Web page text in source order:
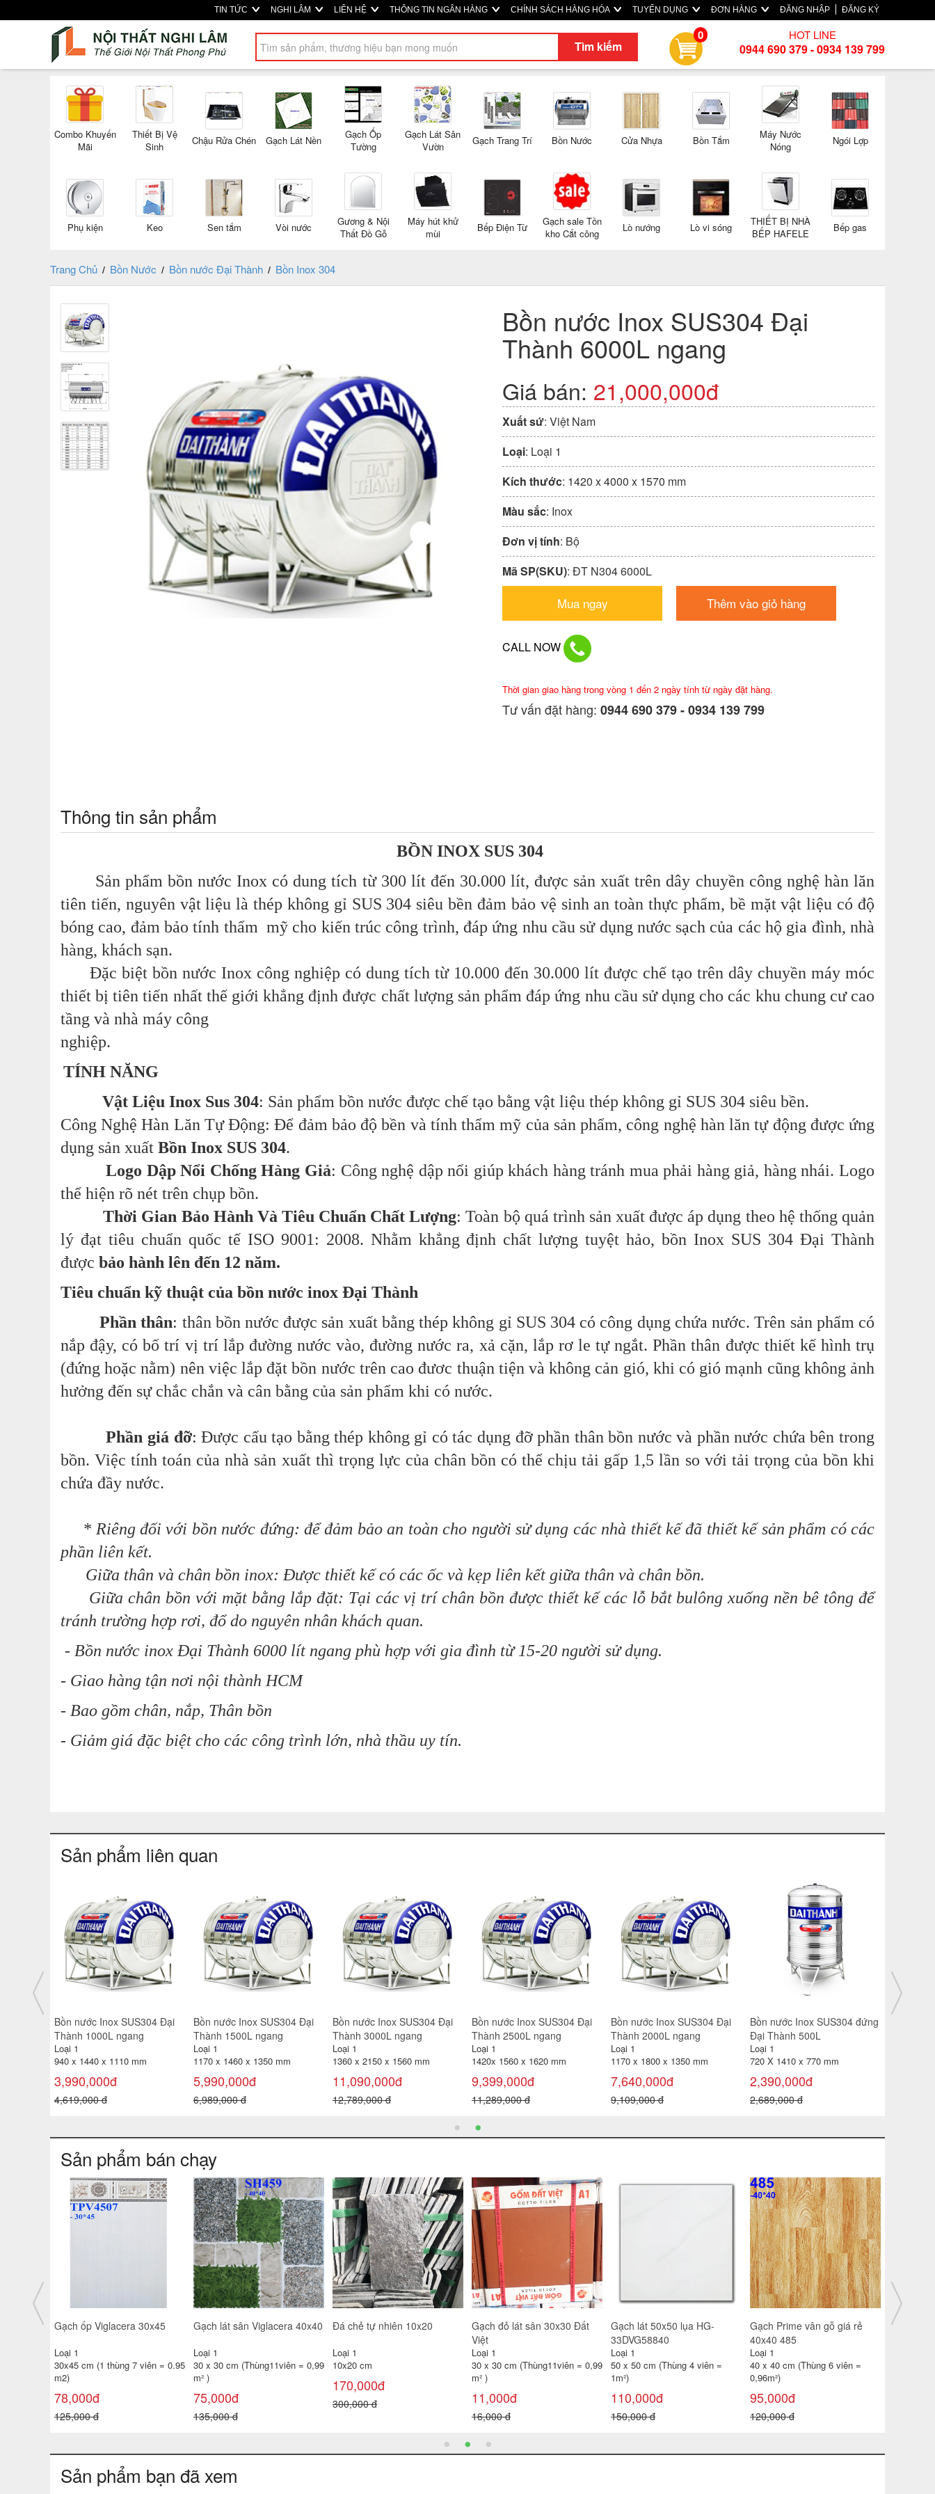
TIN TỨC NGHI LÂM LIÊN HỆ THÔNG TIN NGÂN HÀNG CHÍNH SÁCH HÀNG HÓA TUYỂN DỤNG ĐƠN HÀNG ĐĂNG NHẬP ĐĂNG KÝ
Tìm kiếm
0 HOT LINE
0944 690 379 - 0934 139 799
Combo Khuyến
Mãi
Thiết Bị Vệ
Sinh
Chậu Rửa Chén Gạch Lát Nền
Gạch Ốp
Tường
Gạch Lát Sân
Vườn
Gạch Trang Trí Bồn Nước Cửa Nhựa Bồn Tắm
Máy Nước
Nóng
Ngói Lợp
Phụ kiện Keo Sen tắm Vòi nước
Gương & Nội
Thất Đồ Gỗ
Máy hút khử
mùi
Bếp Điện Từ
Gạch sale Tồn
kho Cắt công
Lò nướng Lò vi sóng
THIẾT BỊ NHÀ
BẾP HAFELE
Bếp gas
Trang Chủ / Bồn Nước / Bồn nước Đại Thành / Bồn Inox 304
Bồn nước Inox SUS304 Đại
Thành 6000L ngang
Giá bán: 21,000,000đ
Xuất sứ: Việt Nam
Loại: Loại 1
Kích thước: 1420 x 4000 x 1570 mm
Màu sắc: Inox
Đơn vị tính: Bộ
Mã SP(SKU): ÐT N304 6000L
Mua ngay Thêm vào giỏ hàng
CALL NOW
Thời gian giao hàng trong vòng 1 đến 2 ngày tính từ ngày đặt hàng.
Tư vấn đặt hàng: 0944 690 379 - 0934 139 799
Thông tin sản phẩm
BỒN INOX SUS 304
Sản phẩm bồn nước Inox có dung tích từ 300 lít đến 30.000 lít, được sản xuất trên dây chuyền công nghệ hàn lăn
tiên tiến, nguyên vật liệu là thép không gỉ SUS 304 siêu bền đảm bảo vệ sinh an toàn thực phẩm, bề mặt vật liệu có độ
bóng cao, đảm bảo tính thẩm mỹ cho kiến trúc công trình, đáp ứng nhu cầu sử dụng nước sạch của các hộ gia đình, nhà
hàng, khách sạn.
Đặc biệt bồn nước Inox công nghiệp có dung tích từ 10.000 đến 30.000 lít được chế tạo trên dây chuyền máy móc
thiết bị tiên tiến nhất thế giới khẳng định được chất lượng sản phẩm đáp ứng nhu cầu sử dụng cho các khu chung cư cao
tầng và nhà máy công
nghiệp.
TÍNH NĂNG
Vật Liệu Inox Sus 304: Sản phẩm bồn nước được chế tạo bằng vật liệu thép không gỉ SUS 304 siêu bền.
Công Nghệ Hàn Lăn Tự Động: Để đảm bảo độ bền và tính thẩm mỹ của sản phẩm, công nghệ hàn lăn tự động được ứng
dụng sản xuất Bồn Inox SUS 304.
Logo Dập Nổi Chống Hàng Giả: Công nghệ dập nổi giúp khách hàng tránh mua phải hàng giả, hàng nhái. Logo
thể hiện rõ nét trên chụp bồn.
Thời Gian Bảo Hành Và Tiêu Chuẩn Chất Lượng: Toàn bộ quá trình sản xuất được áp dụng theo hệ thống quản
lý đạt tiêu chuẩn quốc tế ISO 9001: 2008. Nhằm khẳng định chất lượng tuyệt hảo, bồn Inox SUS 304 Đại Thành
được bảo hành lên đến 12 năm.
Tiêu chuẩn kỹ thuật của bồn nước inox Đại Thành
Phần thân: thân bồn nước được sản xuất bằng thép không gỉ SUS 304 có công dụng chứa nước. Trên sản phẩm có
nắp đậy, có bố trí vị trí lắp đường nước vào, đường nước ra, xả cặn, lắp rơ le tự ngắt. Phần thân được thiết kế hình trụ
(đứng hoặc nằm) nên việc lắp đặt bồn nước trên cao đươc thuận tiện và không cản gió, khi có gió mạnh cũng không ảnh
hưởng đến sự chắc chắn và cân bằng của sản phẩm khi có nước.
Phần giá đỡ: Được cấu tạo bằng thép không gỉ có tác dụng đỡ phần thân bồn nước và phần nước chứa bên trong
bồn. Việc tính toán của nhà sản xuất thì trọng lực của chân bồn có thể chịu tải gấp 1,5 lần so với tải trọng của bồn khi
chứa đầy nước.
* Riêng đối với bồn nước đứng: để đảm bảo an toàn cho người sử dụng các nhà thiết kế đã thiết kế sản phẩm có các
phần liên kết.
Giữa thân và chân bồn inox: Được thiết kế có các ốc và kẹp liên kết giữa thân và chân bồn.
Giữa chân bồn với mặt bằng lắp đặt: Tại các vị trí chân bồn được thiết kế các lỗ bắt bulông xuống nền bê tông để
tránh trường hợp rơi, đổ do nguyên nhân khách quan.
- Bồn nước inox Đại Thành 6000 lít ngang phù hợp với gia đình từ 15-20 người sử dụng.
- Giao hàng tận nơi nội thành HCM
- Bao gồm chân, nắp, Thân bồn
- Giảm giá đặc biệt cho các công trình lớn, nhà thầu uy tín.
Sản phẩm liên quan
Bồn nước Inox SUS304 đứng
Đại Thành 1500L
Loại 1
1,650 x 1,170 x 1,230 mm
5,690,000đ
6,719,000 đ
Bồn nước Inox SUS304 Đại
Thành 5000L ngang
Loại 1
1360 x 3280 x 1560 mm
17,600,000đ
21,549,000 đ
Bồn nước Inox SUS304 Đại
Thành 4500L ngang
Loại 1
1360 x 2990 x 1560 mm
15,690,000đ
19,219,000 đ
Bồn nước Inox SUS304 Đại
Thành 4000L ngang
Loại 1
1360 x 2800 x 1560 mm
13,950,000đ
17,139,000 đ
Bồn nước Inox SUS304 Đại
Thành 500L ngang
Loại 1
720 x 1220 x 870 mm
2,605,000đ
2,839,000 đ
Bồn nước Inox SUS304 Đại
Thành 700L ngang
Loại 1
720 x 1420 x 870 mm
3,120,000đ
3,459,000 đ
Sản phẩm bán chạy
Gạch ốp tường TATA 30x60
Loại 1
30x60 cm ( 1 thùng 6 viên =
1.08 m²
138,000đ
180,000 đ
Gạch ốp tường 25x40 TP-
Loại 1
25x40 cm( 1 thùng 10 viên =
1m2 )
100,000đ
130,000 đ
Gạch đỏ lát sân 30x30 Gốm
Loại 1
30 x 30 cm (Thùng11viên = 0,99
11,000đ
Gạch lát sân Prime 40x40
SV4244
Loại 1
40 x 40 cm (Thùng 6 viên =
0,96 m² )
100,000đ
120,000 đ
Gạch lát 30x30 CP-HA309
Loại 1
30 x 30 cm (Thùng 11 viên =
0,99m²)
185,000đ
220,000 đ
Gạch catalan 60x60 6119
Loại 1
60 x 60 cm (Thùng 4 viên =
1,44m2)
115,000đ
180,000 đ
Gạch đỏ
Sản phẩm bạn đã xem